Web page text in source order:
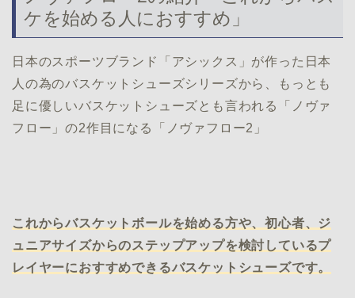
ケを始める人におすすめ」
日本のスポーツブランド「アシックス」が作った日本
人の為のバスケットシューズシリーズから、もっとも
足に優しいバスケットシューズとも言われる「ノヴァ
フロー」の2作目になる「ノヴァフロー2」
これからバスケットボールを始める方や、初心者、ジ
ュニアサイズからのステップアップを検討しているプ
レイヤーにおすすめできるバスケットシューズです。